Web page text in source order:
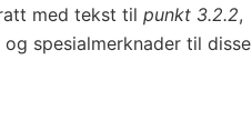
med tekst til punkt 3.2.2,
spesialmerknader til disse